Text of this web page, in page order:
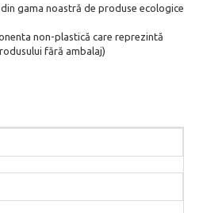
gama noastră de produse ecologice
non-plastică care reprezintă
fără ambalaj)